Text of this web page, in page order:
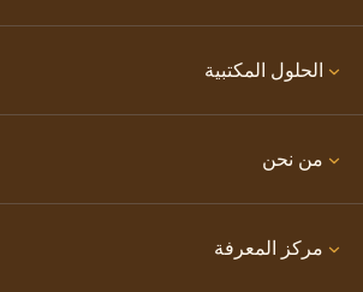
الحلول المكتبية
من نحن
مركز المعرفة